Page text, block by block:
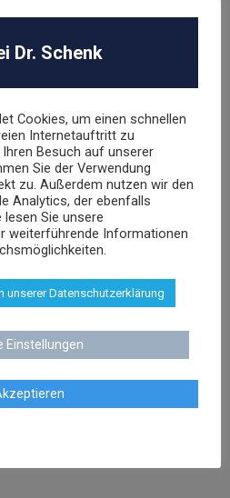
Dr. Schenk
Cookies, um einen schnellen
Internetauftritt zu
Besuch auf unserer
Sie der Verwendung
zu. Außerdem nutzen wir den
Analytics, der ebenfalls
Sie unsere
weiterführende Informationen
unserer Datenschutzerklärung
Einstellungen